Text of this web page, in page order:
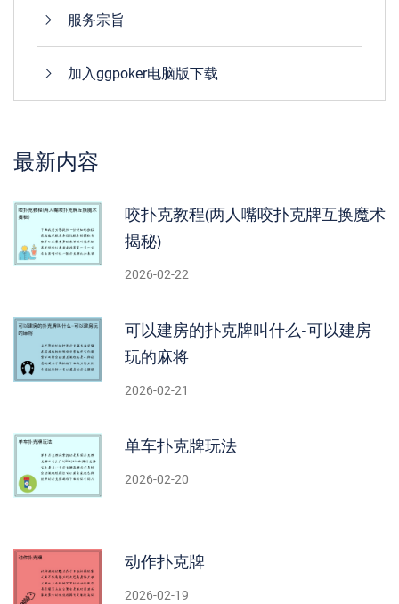
服务宗旨
加入ggpoker电脑版下载
最新内容
咬扑克教程(两人嘴咬扑克牌互换魔术
揭秘)
2026-02-22
可以建房的扑克牌叫什么-可以建房
玩的麻将
2026-02-21
单车扑克牌玩法
2026-02-20
动作扑克牌
2026-02-19